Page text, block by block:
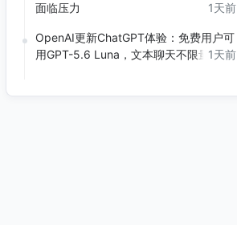
1天前
面临压力
1天前
OpenAI更新ChatGPT体验：免费用户可
用GPT-5.6 Luna，文本聊天不限量